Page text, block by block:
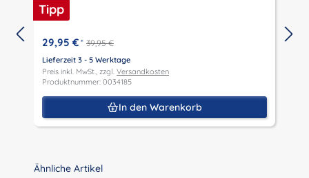
Tipp
29,95 € * 39,95 €
Lieferzeit 3 - 5 Werktage
Preis inkl. MwSt., zzgl. Versandkosten
Produktnummer: 0034185
In den Warenkorb
Produktgalerie überspringen
Ähnliche Artikel